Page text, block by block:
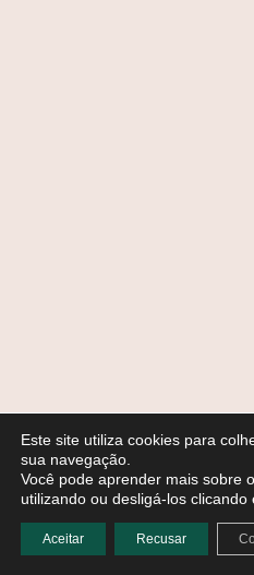
Este site utiliza cookies para
sua navegação.
Você pode aprender mais sobre
utilizando ou desligá-los clicando
Aceitar Recusar